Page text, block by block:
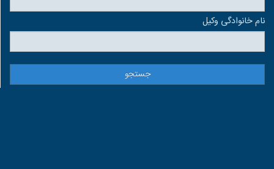
نام خانوادگی وكيل